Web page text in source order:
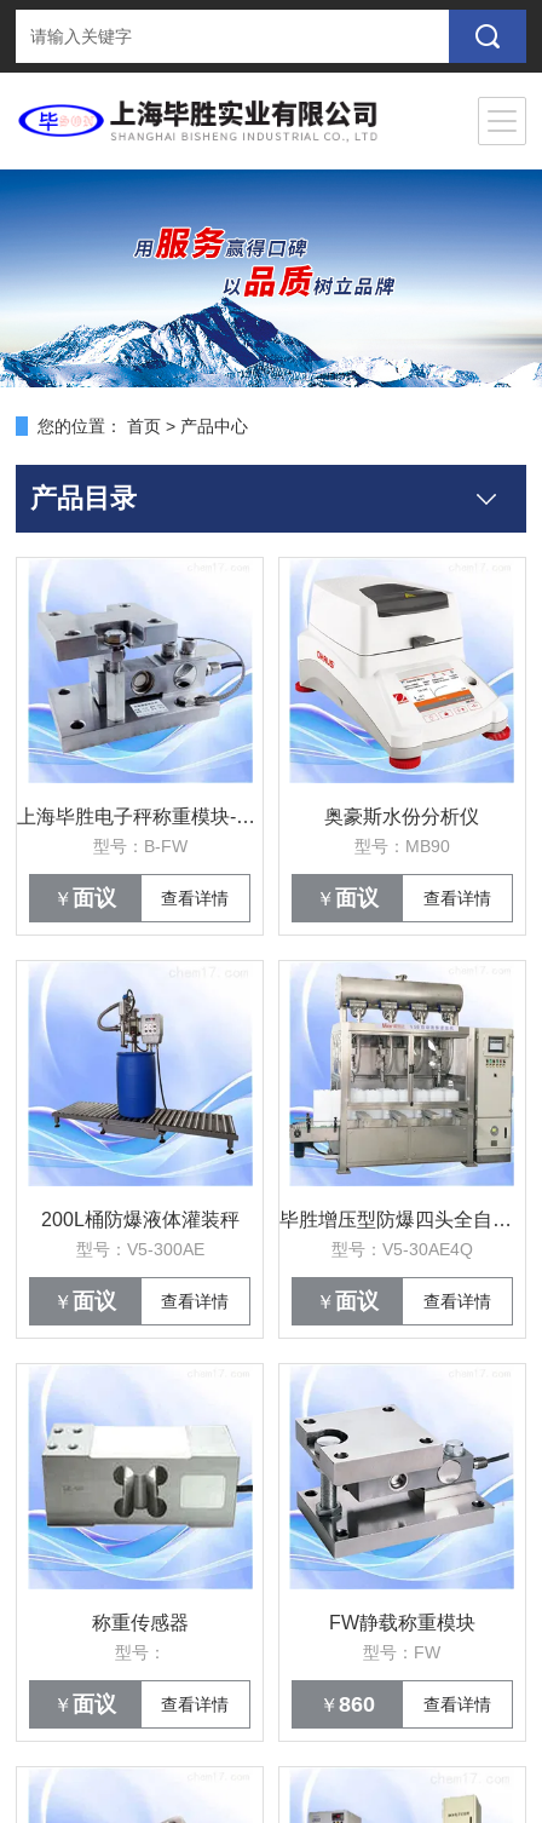
您的位置： 首页 > 产品中心
产品目录
上海毕胜电子秤称重模块-称重传感器
型号：B-FW
￥ 面议 查看详情
奥豪斯水份分析仪
型号：MB90
￥ 面议 查看详情
200L桶防爆液体灌装秤
型号：V5-300AE
￥ 面议 查看详情
毕胜增压型防爆四头全自动液体灌装机
型号：V5-30AE4Q
￥ 面议 查看详情
称重传感器
型号：
￥ 面议 查看详情
FW静载称重模块
型号：FW
￥860 查看详情